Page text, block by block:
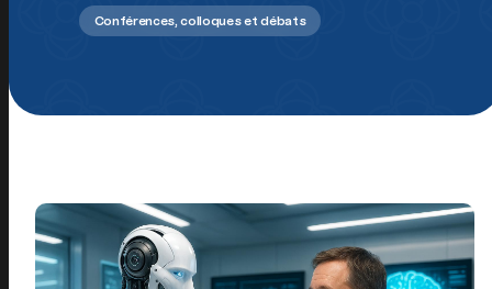
Conférences, colloques et débats